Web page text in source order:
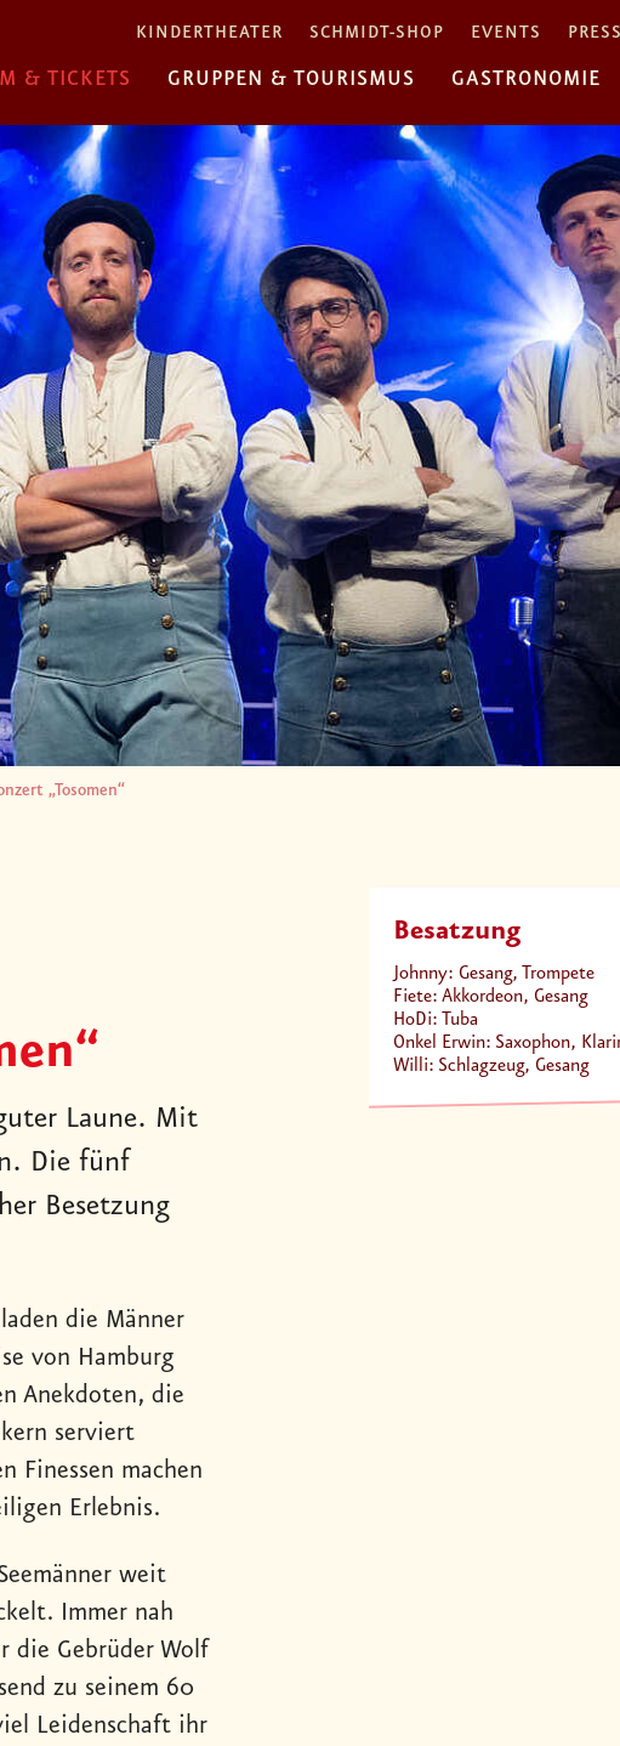
KINDERTHEATER SCHMIDT-SHOP EVENTS
& TICKETS GRUPPEN & TOURISMUS GASTRONOMIE
„Tosomen“
Laune. Mit
Die fünf
Besetzung
die Männer
von Hamburg
Anekdoten, die
serviert
Finessen machen
Erlebnis.
weit
Immer nah
die Gebrüder Wolf
zu seinem 60
Leidenschaft ihr
Besatzung
Johnny: Gesang, Trompete
Fiete: Akkordeon, Gesang
HoDi: Tuba
Onkel Erwin: Saxophon,
Willi: Schlagzeug, Gesang